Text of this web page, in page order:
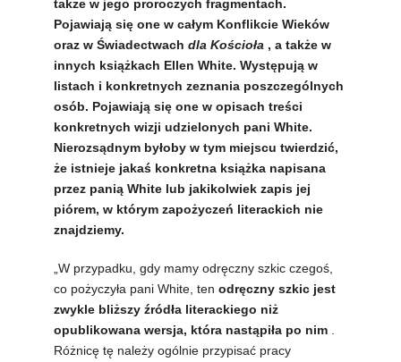
także w jego proroczych fragmentach.
Pojawiają się one w całym Konflikcie Wieków
oraz w Świadectwach dla Kościoła , a także w
innych książkach Ellen White. Występują w
listach i konkretnych zeznania poszczególnych
osób. Pojawiają się one w opisach treści
konkretnych wizji udzielonych pani White.
Nierozsądnym byłoby w tym miejscu twierdzić,
że istnieje jakaś konkretna książka napisana
przez panią White lub jakikolwiek zapis jej
piórem, w którym zapożyczeń literackich nie
znajdziemy.
„W przypadku, gdy mamy odręczny szkic czegoś,
co pożyczyła pani White, ten odręczny szkic jest
zwykle bliższy źródła literackiego niż
opublikowana wersja, która nastąpiła po nim
Różnicę tę należy ogólnie przypisać pracy